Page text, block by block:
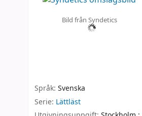
Bild från Syndetics
Språk: Svenska
Serie: Lättläst